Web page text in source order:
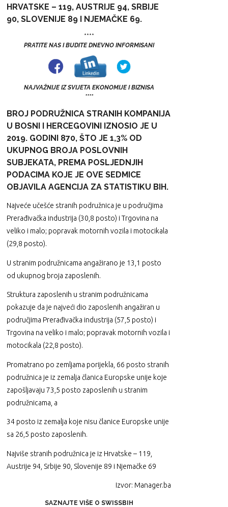
HRVATSKE – 119, AUSTRIJE 94, SRBIJE
90, SLOVENIJE 89 I NJEMAČKE 69.
****
PRATITE NAS I BUDITE DNEVNO INFORMISANI
NAJVAŽNIJE IZ SVIJETA EKONOMIJE I BIZNISA
****
BROJ PODRUŽNICA STRANIH KOMPANIJA
U BOSNI I HERCEGOVINI IZNOSIO JE U
2019. GODINI 870, ŠTO JE 1,3% OD
UKUPNOG BROJA POSLOVNIH
SUBJEKATA, PREMA POSLJEDNJIH
PODACIMA KOJE JE OVE SEDMICE
OBJAVILA AGENCIJA ZA STATISTIKU BIH.
Najveće učešće stranih podružnica je u područjima
Prerađivačka industrija (30,8 posto) i Trgovina na
veliko i malo; popravak motornih vozila i motocikala
(29,8 posto).
U stranim podružnicama angažirano je 13,1 posto
od ukupnog broja zaposlenih.
Struktura zaposlenih u stranim podružnicama
pokazuje da je najveći dio zaposlenih angažiran u
područjima Prerađivačka industrija (57,5 posto) i
Trgovina na veliko i malo; popravak motornih vozila i
motocikala (22,8 posto).
Promatrano po zemljama porijekla, 66 posto stranih
podružnica je iz zemalja članica Europske unije koje
zapošljavaju 73,5 posto zaposlenih u stranim
podružnicama, a
34 posto iz zemalja koje nisu članice Europske unije
sa 26,5 posto zaposlenih.
Najviše stranih podružnica je iz Hrvatske – 119,
Austrije 94, Srbije 90, Slovenije 89 i Njemačke 69
Izvor: Manager.ba
SAZNAJTE VIŠE O SWISSBIH